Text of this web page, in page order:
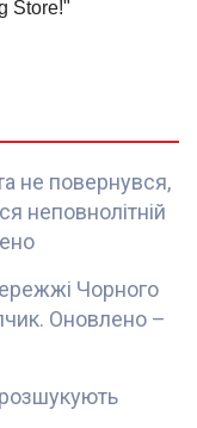
не повернувся,
неповнолітній
Чорного
Оновлено –